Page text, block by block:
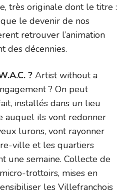
très originale dont le titre :
le devenir de nos
retrouver l’animation
des décennies.
? Artist without a
? On peut
installés dans un lieu
auquel ils vont redonner
lurons, vont rayonner
ville et les quartiers
une semaine. Collecte de
trottoirs, mises en
les Villefranchois